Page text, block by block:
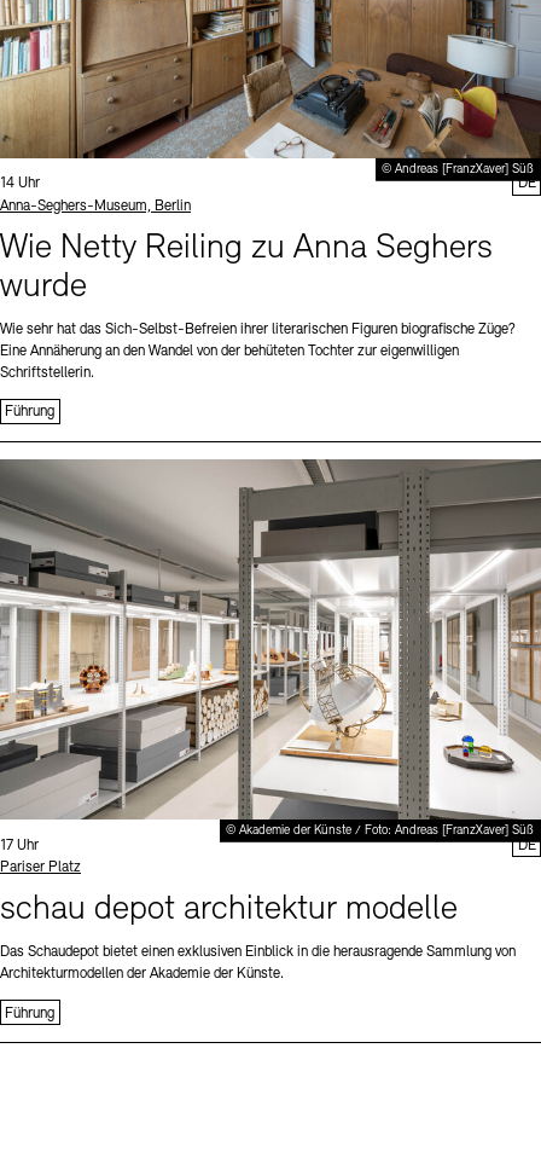
© Andreas [FranzXaver] Süß
Uhrzeit:
14 Uhr
Standort
Anna-Seghers-Museum, Berlin
Wie Netty Reiling zu Anna Seghers
wurde
Wie sehr hat das Sich-Selbst-Befreien ihrer literarischen Figuren biografische Züge?
Eine Annäherung an den Wandel von der behüteten Tochter zur eigenwilligen
Schriftstellerin.
Führung
DE
© Akademie der Künste / Foto: Andreas [FranzXaver] Süß
Uhrzeit:
17 Uhr
Standort
Pariser Platz
schau depot architektur modelle
Das Schaudepot bietet einen exklusiven Einblick in die herausragende Sammlung von
Architekturmodellen der Akademie der Künste.
Führung
DE